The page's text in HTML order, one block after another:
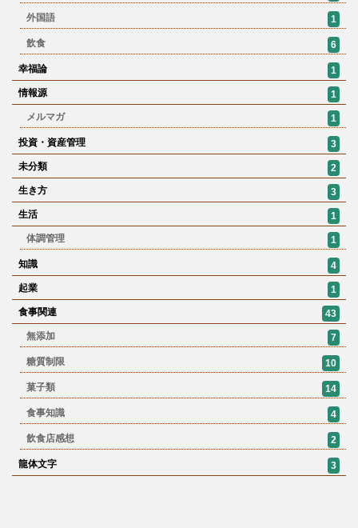
外国語 1
飲食 6
幸福論
1
情報源
1
メルマガ
1
投資・資産管理
3
未分類
2
生き方
3
生活
1
体調管理
1
知識
4
起業
1
食事関連
43
無添加
7
糖質制限 10
菓子類 14
食事知識 4
飲食店感想 2
龍体文字 3